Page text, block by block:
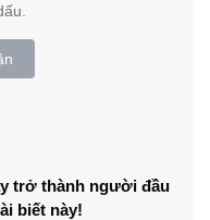
trở thành người đầu
biết này!